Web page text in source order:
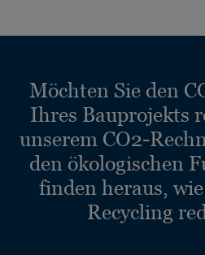
Möchten Sie den
Ihres Bauprojekts
unserem CO2-
den ökologischen
finden heraus,
Recycling